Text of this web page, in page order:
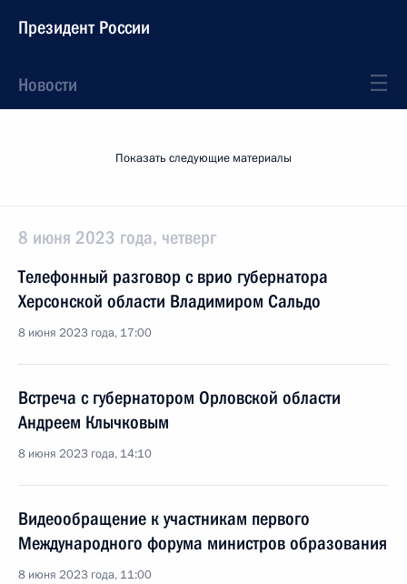
Президент России
Новости
Показать следующие материалы
8 июня 2023 года, четверг
Телефонный разговор с врио губернатора
Херсонской области Владимиром Сальдо
8 июня 2023 года, 17:00
Встреча с губернатором Орловской области
Андреем Клычковым
8 июня 2023 года, 14:10
Видеообращение к участникам первого
Международного форума министров образования
8 июня 2023 года, 11:00